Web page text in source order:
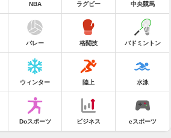
NBA ラグビー 中央競馬
バレー 格闘技 バドミントン
ウィンター 陸上 水泳
Doスポーツ ビジネス eスポーツ